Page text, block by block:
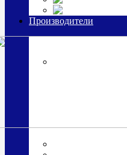
Производители